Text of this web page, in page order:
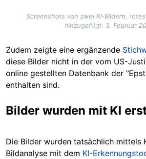
Screenshots von zwei KI-Bildern,
hinzugefügt: 3. Februar
Zudem zeigte eine ergänzende
diese Bilder nicht in der vom US-
online gestellten Datenbank der
enthalten sind.
Bilder wurden mit KI
Die Bilder wurden tatsächlich mittels
Bildanalyse mit dem KI-